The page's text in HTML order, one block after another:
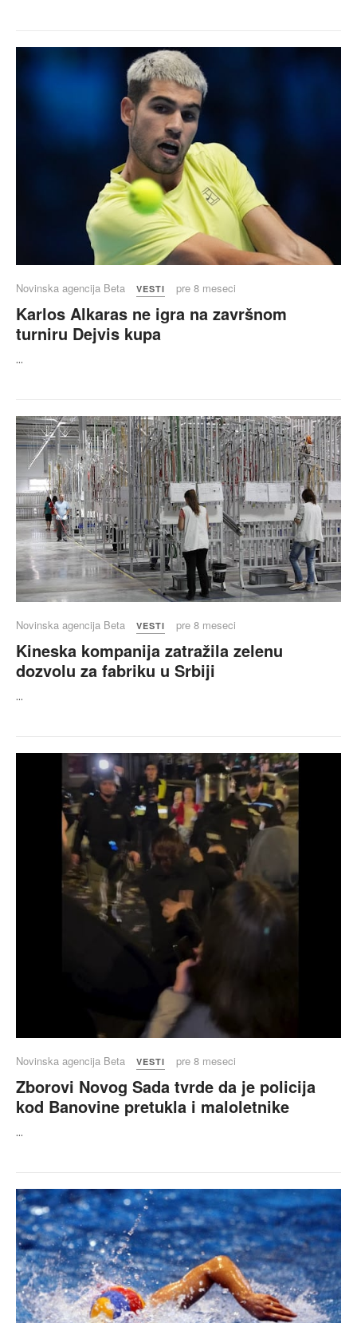
Novinska agencija Beta VESTI pre 8 meseci
Karlos Alkaras ne igra na završnom
turniru Dejvis kupa
...
Novinska agencija Beta VESTI pre 8 meseci
Kineska kompanija zatražila zelenu
dozvolu za fabriku u Srbiji
...
Novinska agencija Beta VESTI pre 8 meseci
Zborovi Novog Sada tvrde da je policija
kod Banovine pretukla i maloletnike
...